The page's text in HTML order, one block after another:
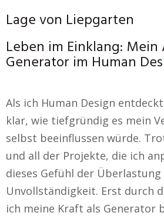
Lage von Liepgarten
Leben im Einklang: Mein
Generator im Human
Als ich Human Design
klar, wie tiefgründig es mein
selbst beeinflussen würde.
und all der Projekte, die ich
dieses Gefühl der Überlastung
Unvollständigkeit. Erst durch
ich meine Kraft als Generator